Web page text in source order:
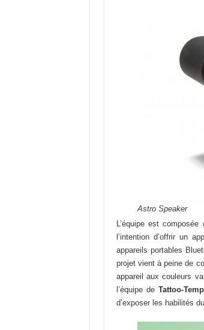
Astro Speaker
L’équipe est
l’intention d’offrir un
appareils portables
projet vient à peine de
appareil aux couleurs
l’équipe deTattoo-
d’exposer les habilités